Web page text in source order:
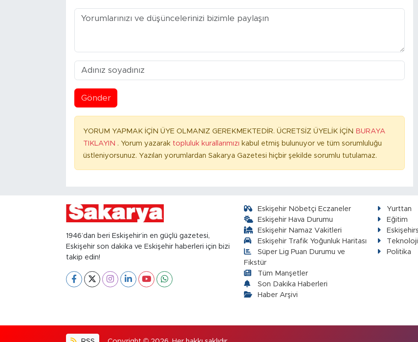
Gönder
YORUM YAPMAK İÇİN ÜYE OLMANIZ GEREKMEKTEDİR. ÜCRETSİZ ÜYELİK İÇİN BURAYA
TIKLAYIN . Yorum yazarak topluluk kurallarımızı kabul etmiş bulunuyor ve tüm sorumluluğu
üstleniyorsunuz. Yazılan yorumlardan Sakarya Gazetesi hiçbir şekilde sorumlu tutulamaz.
1946’dan beri Eskişehir’in en güçlü gazetesi,
Eskişehir son dakika ve Eskişehir haberleri için bizi
takip edin!
Eskişehir Nöbetçi Eczaneler
Eskişehir Hava Durumu
Eskişehir Namaz Vakitleri
Eskişehir Trafik Yoğunluk Haritası
Süper Lig Puan Durumu ve
Fikstür
Tüm Manşetler
Son Dakika Haberleri
Haber Arşivi
Yurttan
Eğitim
Teknoloji
Politika